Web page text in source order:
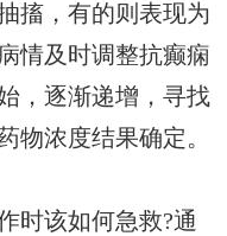
搐，有的则表现为
情及时调整抗癫痫
，逐渐递增，寻找
物浓度结果确定。
时该如何急救?通